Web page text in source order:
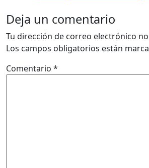
Deja un comentario
Tu dirección de correo electrónico
Los campos obligatorios están
Comentario *